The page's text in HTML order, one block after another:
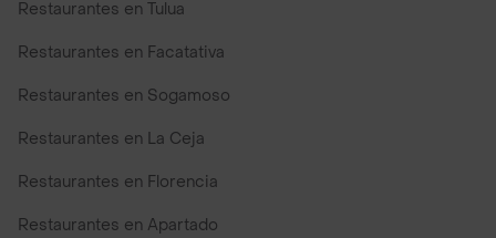
Restaurantes en Tulua
Restaurantes en Facatativa
Restaurantes en Sogamoso
Restaurantes en La Ceja
Restaurantes en Florencia
Restaurantes en Apartado